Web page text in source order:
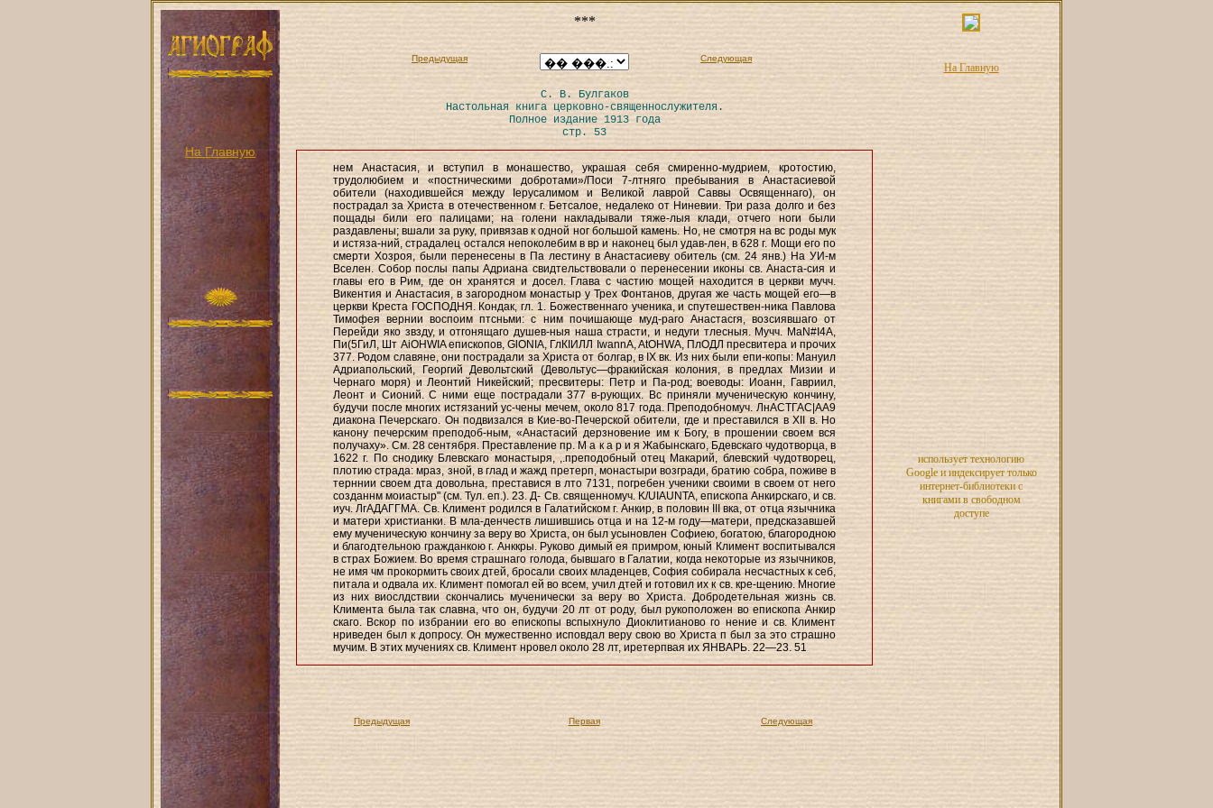
На Главную
***
Предыдущая Следующая
С. В. Булгаков
Настольная книга церковно-священнослужителя.
Полное издание 1913 года
стр. 53
нем Анастасия, и вступил в монашество, украшая себя смиренно-мудрием, кротостию,
трудолюбием и «постническими добротами»/Поси 7-лтняго пребывания в Анастасиевой
обители (находившейся между Іерусалимом и Великой лаврой Саввы Освященнаго), он
пострадал за Христа в отечественном г. Бетсалое, недалеко от Ниневии. Три раза долго и без
пощады били его палицами; на голени накладывали тяже-лыя клади, отчего ноги были
раздавлены; вшали за руку, привязав к одной ног большой камень. Но, не смотря на вс роды мук
и истяза-ний, страдалец остался непоколебим в вр и наконец был удав-лен, в 628 г. Мощи его по
смерти Хозроя, были перенесены в Па лестину в Анастасиеву обитель (см. 24 янв.) На УИ-м
Вселен. Собор послы папы Адриана свидтельствовали о перенесении иконы св. Анаста-сия и
главы его в Рим, где он хранятся и досел. Глава с частию мощей находится в церкви мучч.
Викентия и Анастасия, в загородном монастыр у Трех Фонтанов, другая же часть мощей его—в
церкви Креста ГОСПОДНЯ. Кондак, гл. 1. Божественнаго ученика, и спутешествен-ника Павлова
Тимофея вернии воспоим птсньми: с ним почишающе муд-раго Анастасгя, возсиявшаго от
Перейди яко звзду, и отгонящаго душев-ныя наша страсти, и недуги тлесныя. Мучч. MaN#I4A,
Пи(5ГиЛ, Шт AiOHWIA епископов, GlONIA, ГлКІИЛЛ IwannA, AtOHWA, ПлОДЛ пресвитера и прочих
377. Родом славяне, они пострадали за Христа от болгар, в IX вк. Из них были епи-копы: Мануил
Адриапольский, Георгий Девольтский (Девольтус—фракийская колония, в предлах Мизии и
Чернаго моря) и Леонтий Никейский; пресвитеры: Петр и Па-род; воеводы: Иоанн, Гавриил,
Леонт и Сионий. С ними еще пострадали 377 в-рующих. Вс приняли мученическую кончину,
будучи после многих истязаний ус-чены мечем, около 817 года. Преподобномуч. ЛнАСТГАС|АА9
диакона Печерскаго. Он подвизался в Кие-во-Печерской обители, где и преставился в XII в. Но
канону печерским преподоб-ным, «Анастасий дерзновение им к Богу, в прошении своем вся
получаху». См. 28 сентября. Преставление пр. M а к а р и я Жабынскаго, Бдевскаго чудотворца, в
1622 г. По снодику Блевскаго монастыря, ,.преподобный отец Макарий, блевский чудотворец,
плотию страда: мраз, зной, в глад и жажд претерп, монастыри возгради, братию собра, поживе в
терннии своем дта довольна, преставися в лто 7131, погребен ученики своими в своем от него
созданнм моиастыр" (см. Тул. еп.). 23. Д- Св. священномуч. K/UIAUNTA, епископа Анкирскаго, и св.
иуч. ЛгАДАГГМА. Св. Климент родился в Галатийском г. Анкир, в половин III вка, от отца язычника
и матери христианки. В мла-денчеств лишившись отца и на 12-м году—матери, предсказавшей
ему мученическую кончину за веру во Христа, он был усыновлен Софиею, богатою, благородною
и благодтельною гражданкою г. Анккры. Руково димый ея примром, юный Климент воспитывался
в страх Божием. Во время страшнаго голода, бывшаго в Галатии, когда некоторые из язычников,
не имя чм прокормить своих дтей, бросали своих младенцев, София собирала несчастных к себ,
питала и одвала их. Климент помогал ей во всем, учил дтей и готовил их к св. кре-щению. Многие
из них виослдствии скончались мученически за веру во Христа. Добродетельная жизнь св.
Климента была так славна, что он, будучи 20 лт от роду, был рукоположен во епископа Анкир
скаго. Вскор по избрании его во епископы вспыхнуло Диоклитианово го нение и св. Климент
нриведен был к допросу. Он мужественно исповдал веру свою во Христа п был за это страшно
мучим. В этих мучениях св. Климент нровел около 28 лт, иретерпвая их ЯНВАРЬ. 22—23. 51
Предыдущая Первая Следующая
На Главную
использует технологию
Google и индексирует только
интернет-библиотеки с
книгами в свободном
доступе